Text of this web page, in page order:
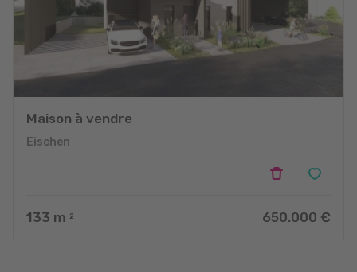
Maison à vendre
Eischen
133 m 2 650.000 €